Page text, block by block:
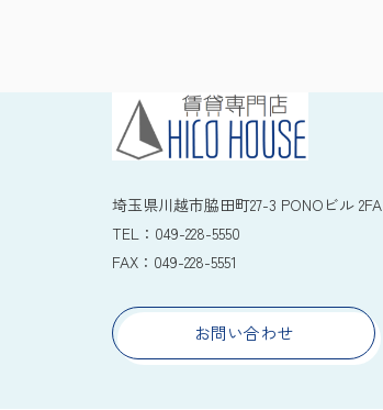
埼玉県川越市脇田町27-3 PONOビル 2FA
TEL： 049-228-5550
FAX： 049-228-5551
お問い合わせ